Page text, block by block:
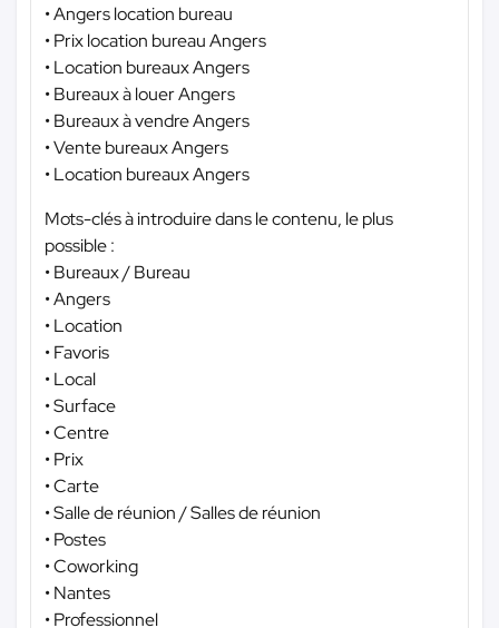
• Angers location bureau
• Prix location bureau Angers
• Location bureaux Angers
• Bureaux à louer Angers
• Bureaux à vendre Angers
• Vente bureaux Angers
• Location bureaux Angers
Mots-clés à introduire dans le contenu, le plus
possible :
• Bureaux / Bureau
• Angers
• Location
• Favoris
• Local
• Surface
• Centre
• Prix
• Carte
• Salle de réunion / Salles de réunion
• Postes
• Coworking
• Nantes
• Professionnel